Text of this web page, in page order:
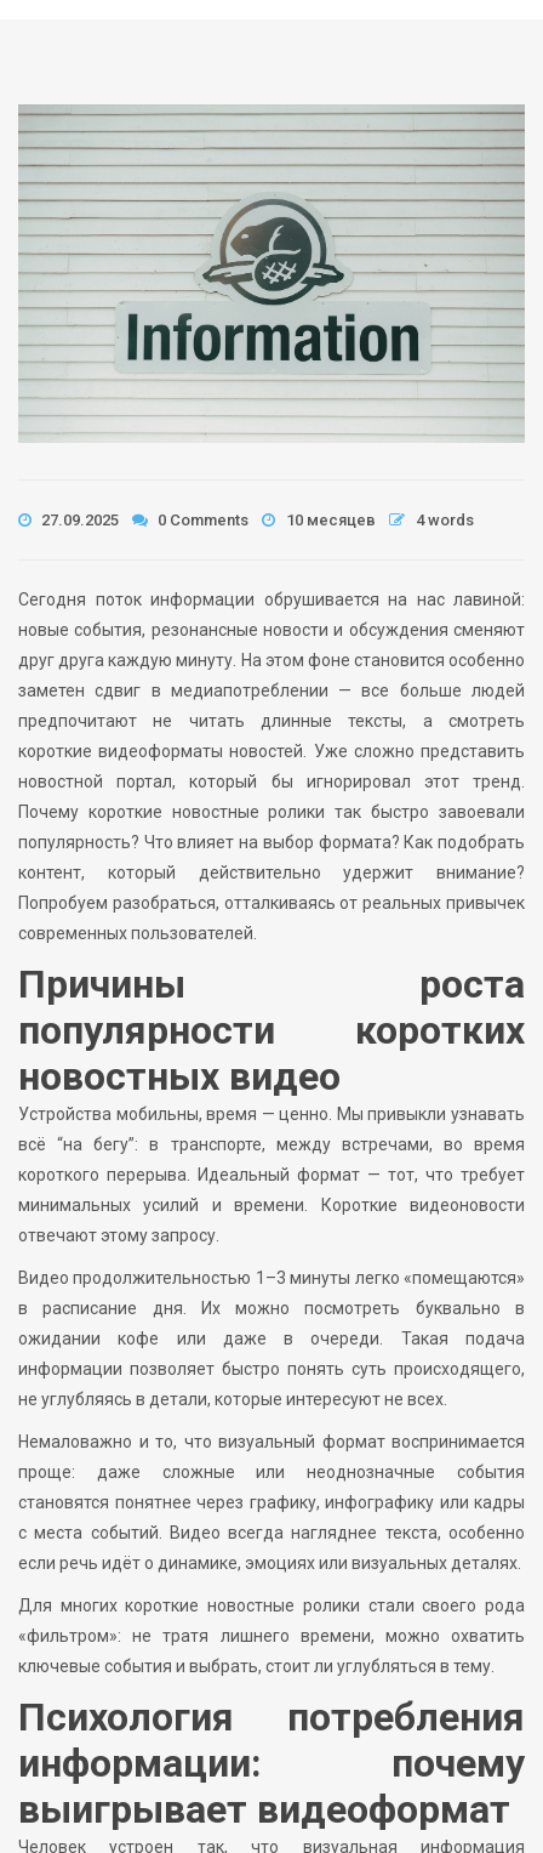
27.09.2025 0 Comments 10 месяцев 4 words
Сегодня поток информации обрушивается на нас лавиной:
новые события, резонансные новости и обсуждения сменяют
друг друга каждую минуту. На этом фоне становится особенно
заметен сдвиг в медиапотреблении — все больше людей
предпочитают не читать длинные тексты, а смотреть
короткие видеоформаты новостей. Уже сложно представить
новостной портал, который бы игнорировал этот тренд.
Почему короткие новостные ролики так быстро завоевали
популярность? Что влияет на выбор формата? Как подобрать
контент, который действительно удержит внимание?
Попробуем разобраться, отталкиваясь от реальных привычек
современных пользователей.
Причины роста
популярности коротких
новостных видео
Устройства мобильны, время — ценно. Мы привыкли узнавать
всё “на бегу”: в транспорте, между встречами, во время
короткого перерыва. Идеальный формат — тот, что требует
минимальных усилий и времени. Короткие видеоновости
отвечают этому запросу.
Видео продолжительностью 1–3 минуты легко «помещаются»
в расписание дня. Их можно посмотреть буквально в
ожидании кофе или даже в очереди. Такая подача
информации позволяет быстро понять суть происходящего,
не углубляясь в детали, которые интересуют не всех.
Немаловажно и то, что визуальный формат воспринимается
проще: даже сложные или неоднозначные события
становятся понятнее через графику, инфографику или кадры
с места событий. Видео всегда нагляднее текста, особенно
если речь идёт о динамике, эмоциях или визуальных деталях.
Для многих короткие новостные ролики стали своего рода
«фильтром»: не тратя лишнего времени, можно охватить
ключевые события и выбрать, стоит ли углубляться в тему.
Психология потребления
информации: почему
выигрывает видеоформат
Человек устроен так, что визуальная информация